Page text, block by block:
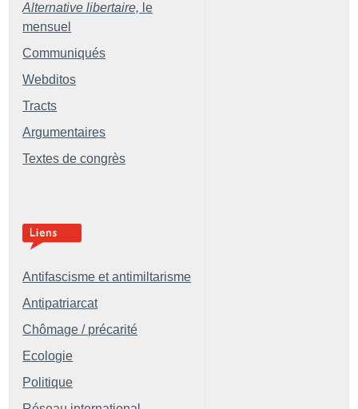
Alternative libertaire, le
mensuel
Communiqués
Webditos
Tracts
Argumentaires
Textes de congrès
Antifascisme et antimiltarisme
Antipatriarcat
Chômage / précarité
Ecologie
Politique